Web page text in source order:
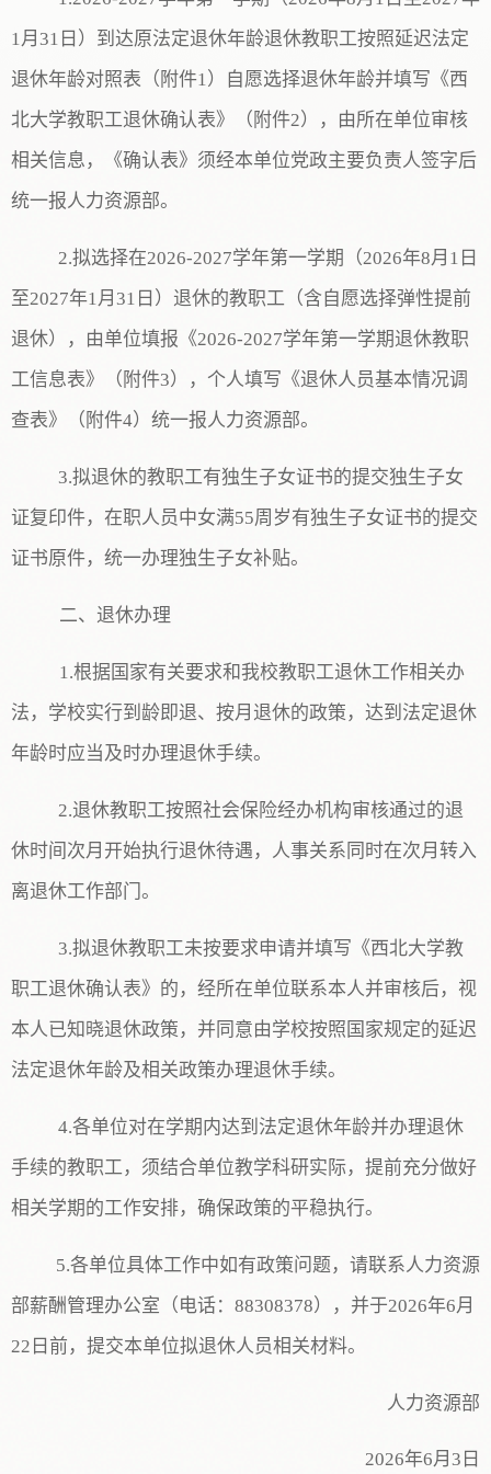
1 月 31日）到达原法定退休年龄退休教职工按照延迟法定
退休年龄对照表 （附件1）自愿选择退休年龄并填写《西
北大学教职工退休确认表》（附件2），由所在单位审核
相关信息，《确认表》须经本单位党政主要负责人签字后
统一报人力资源部。
2.拟选择在2026-2027学年第一学期（2026年8月 1日
至2027年1 月 31日）退休的教职工（含自愿选择弹性提前
退休）
，由单位填报《2026-2027学年第一学期退休教职
工信息表》（附件3），个人填写《退休人员基本情况调
查表》（附件4）统一报人力资源部。
3.拟退休的教职工有独生子女证书的提交独生子女
证复印件，在职人员中女满55周岁有独生子女证书的提交
证书原件，统一办理独生子女补贴。
二、退休办理
1.根据国家有关要求和我校教职工退休工作相关办
法，学校实行到龄即退、按月退休的政策， 达到法定退休
年龄时应当及时办理退休手续。
2.退休教职工按照社会保险经办机构审核通过的退
休时间次月开始执行退休待遇，人事关系同时在次月转入
离退休工作部门。
3.拟退休教职工未按要求申请并填写《西北大学教
职工退休确认表》的，经所在单位联系本人并审核后，视
本人已知晓退休政策，并同意由学校按照国家规定的延迟
法定退休年龄及相关政策办理退休手续。
4.各单位对在学期内达到法定退休年龄并办理退休
手续的教职工，须结合单位教学科研实际，提前充分做好
相关学期的工作安排，确保政策的平稳执行。
5.各单位具体工作中如有政策问题，请联系人力资源
部薪酬管理办公室（电话： 88308378），并于2026年6月
22 日前，提交本单位拟退休人员相关材料。
人力资源部
2026年6月 3 日